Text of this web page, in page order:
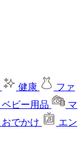
健康
ファ
ベビー用品
マ
おでかけ
エン